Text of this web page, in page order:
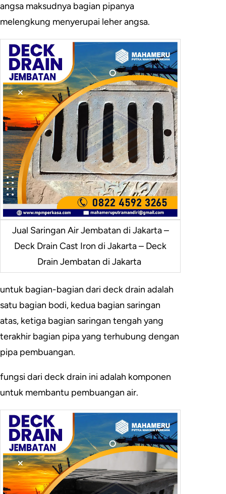
angsa maksudnya bagian pipanya
melengkung menyerupai leher angsa.
Jual Saringan Air Jembatan di Jakarta –
Deck Drain Cast Iron di Jakarta – Deck
Drain Jembatan di Jakarta
untuk bagian-bagian dari deck drain adalah
satu bagian bodi, kedua bagian saringan
atas, ketiga bagian saringan tengah yang
terakhir bagian pipa yang terhubung dengan
pipa pembuangan.
fungsi dari deck drain ini adalah komponen
untuk membantu pembuangan air.